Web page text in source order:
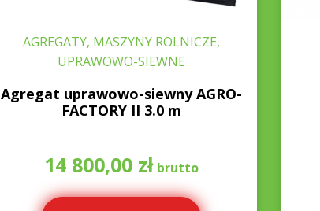
AGREGATY, MASZYNY ROLNICZE,
UPRAWOWO-SIEWNE
Agregat uprawowo-siewny AGRO-
FACTORY II 3.0 m
14 800,00 zł